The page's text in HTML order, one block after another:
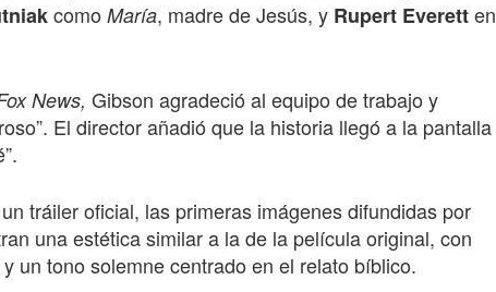
como María, madre de Jesús, y Rupert Everetten
News, Gibson agradeció al equipo de trabajo y
El director añadió que la historia llegó a la pantalla
tráiler oficial, las primeras imágenes difundidas por
una estética similar a la de la película original, con
un tono solemne centrado en el relato bíblico.